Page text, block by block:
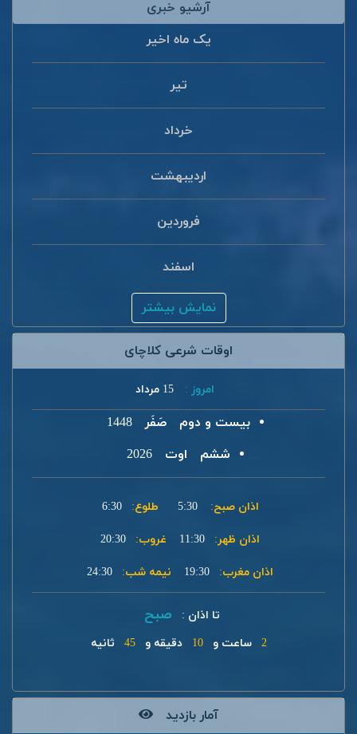
آرشیو خبری
یک ماه اخیر
تیر
خرداد
اردیبهشت
فروردین
اسفند
نمایش بیشتر
اوقات شرعی کلاچای
امروز : 15 مرداد
بیست و دوم صَفَر
1448
ششم
اوت 2026
اذان صبح: 5:30 طلوع: 6:30
اذان ظهر: 11:30 غروب: 20:30
اذان مغرب: 19:30 نیمه شب: 24:30
تا اذان : صبح
2 ساعت و 10 دقیقه و 45 ثانیه
آمار بازدید